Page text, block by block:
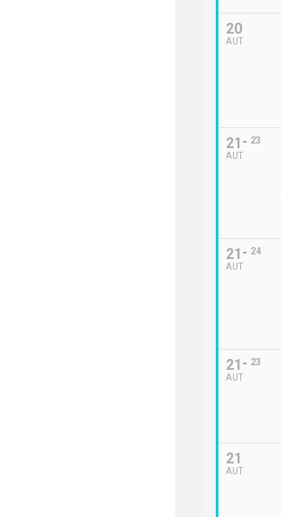
20
AUT
21
AUT
23
21
AUT
24
21
AUT
23
21
AUT